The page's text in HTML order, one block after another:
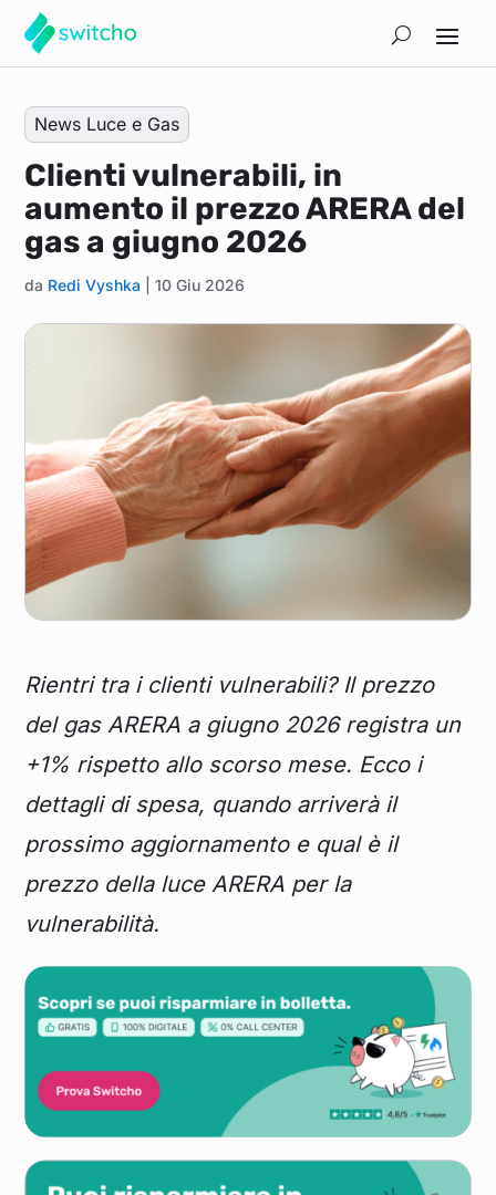
News Luce e Gas
Clienti vulnerabili, in
aumento il prezzo ARERA del
gas a giugno 2026
da Redi Vyshka |10 Giu 2026
Rientri tra i clienti vulnerabili? Il prezzo
del gas ARERA a giugno 2026 registra un
+1% rispetto allo scorso mese. Ecco i
dettagli di spesa, quando arriverà il
prossimo aggiornamento e qual è il
prezzo della luce ARERA per la
vulnerabilità.